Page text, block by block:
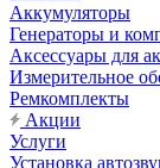
Аккумуляторы
Генераторы и
Аксессуары для
Измерительное
Ремкомплекты
Акции
Услуги
Установка